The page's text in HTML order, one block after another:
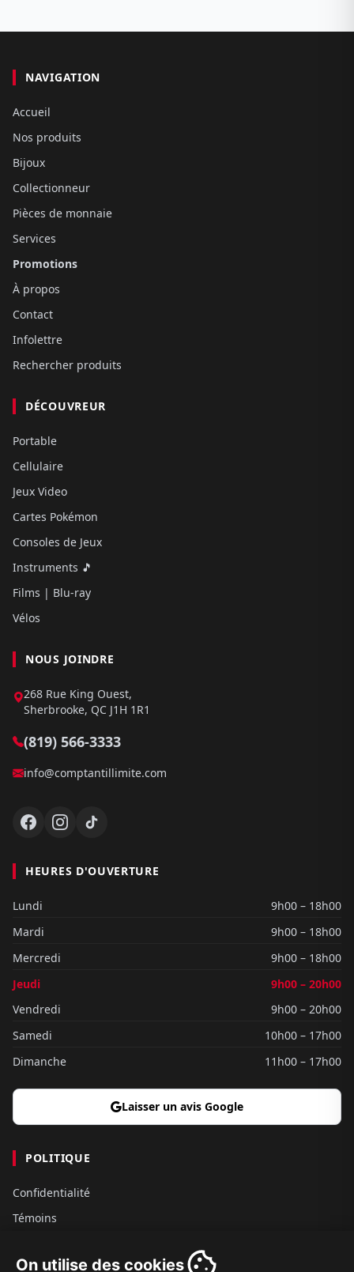
On utilise des cookies
NAVIGATION
Accueil
Nos produits
Bijoux
Collectionneur
Pièces de monnaie
Services
Promotions
À propos
Contact
Infolettre
Rechercher produits
DÉCOUVREUR
Portable
Cellulaire
Jeux Video
Cartes Pokémon
Consoles de Jeux
Instruments 🎵
Films | Blu-ray
Vélos
NOUS JOINDRE
268 Rue King Ouest,
Sherbrooke, QC J1H 1R1
(819) 566-3333
info@comptantillimite.com
HEURES D'OUVERTURE
Lundi
9h00 – 18h00
Mardi
9h00 – 18h00
Mercredi
9h00 – 18h00
Jeudi
9h00 – 20h00
Vendredi
9h00 – 20h00
Samedi
10h00 – 17h00
Dimanche
11h00 – 17h00
Laisser un avis Google
POLITIQUE
Confidentialité
Témoins
Conditions